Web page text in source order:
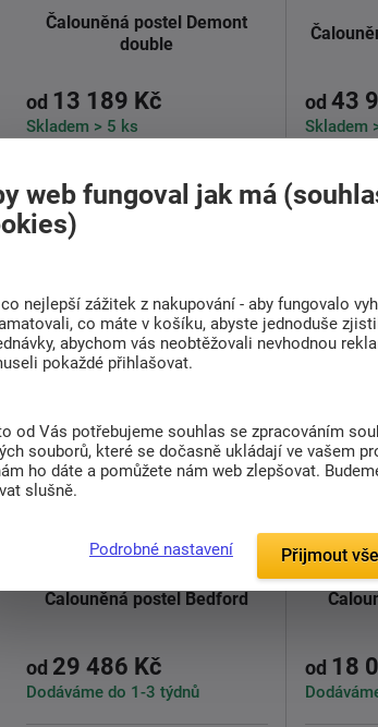
Čalouněná postel Demont
double
od 13 189 Kč
Skladem > 5 ks
Představujeme českou
čalouněnou postel Demont
double
od 43
Skladem
Čalouněná postel Bedford
od 29 486 Kč
Dodáváme do 1-3 týdnů
od 18
web fungoval jak má
nejlepší zážitek z nakupování - aby fungovalo
co máte v košíku, abyste jednoduše
abychom vás neobtěžovali nevhodnou
pokaždé přihlašovat.
od Vás potřebujeme souhlas se zpracováním
souborů, které se dočasně ukládají ve vašem
ho dáte a pomůžete nám web zlepšovat.
slušně.
Podrobné nastavení Přijmout vše